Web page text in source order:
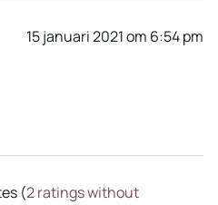
15 januari 2021 om 6:54 pm
(2 ratings without